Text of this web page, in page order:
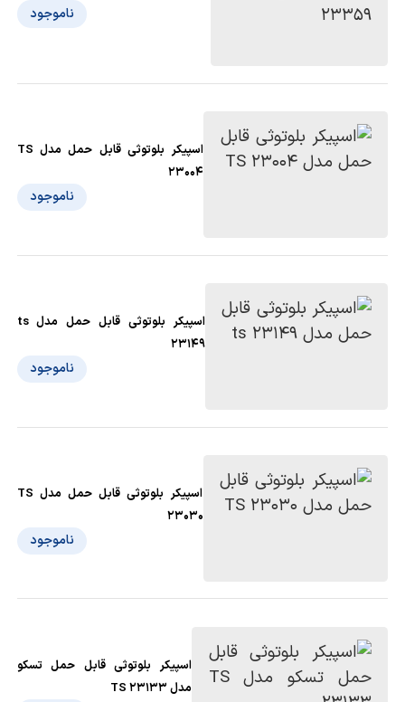
ناموجود
اسپیکر بلوتوثی قابل حمل مدل TS
23004
ناموجود
اسپیکر بلوتوثی قابل حمل مدل ts
23149
ناموجود
اسپیکر بلوتوثی قابل حمل مدل TS
23030
ناموجود
اسپیکر بلوتوثی قابل حمل تسکو
مدل TS 23133